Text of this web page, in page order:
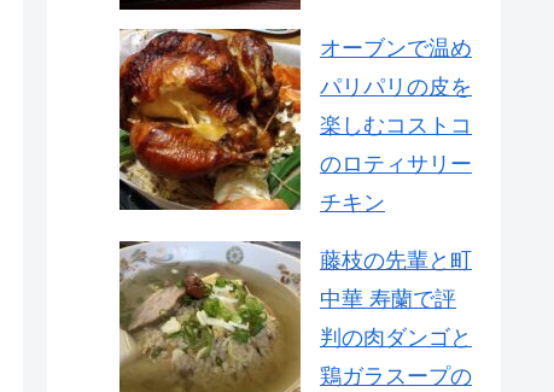
オーブンで温め
パリパリの皮を
楽しむコストコ
のロティサリー
チキン
藤枝の先輩と町
中華 寿蘭で評
判の肉ダンゴと
鶏ガラスープの